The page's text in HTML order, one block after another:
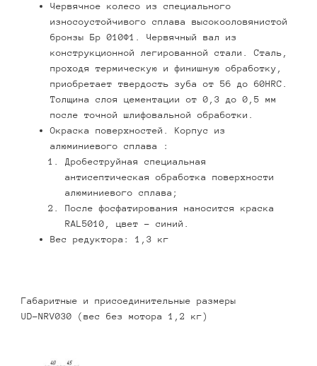
Червячное колесо из специального
износоустойчивого сплава высокооловянистой
бронзы Бр 010Ф1. Червячный вал из
конструкционной легированной стали. Сталь,
проходя термическую и финишную обработку,
приобретает твердость зуба от 56 до 60HRC.
Толщина слоя цементации от 0,3 до 0,5 мм
после точной шлифовальной обработки.
Окраска поверхностей. Корпус из
алюминиевого сплава :
Дробеструйная специальная
антисептическая обработка поверхности
алюминиевого сплава;
После фосфатирования наносится краска
RAL5010, цвет – синий.
Вес редуктора: 1,3 кг
Габаритные и присоединительные размеры
UD-NRV030 (вес без мотора 1,2 кг)